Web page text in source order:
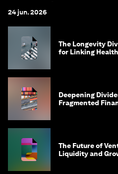
24 jun. 2026
The Longevity
for Linking
Deepening
Fragmented
The Future of
Liquidity and